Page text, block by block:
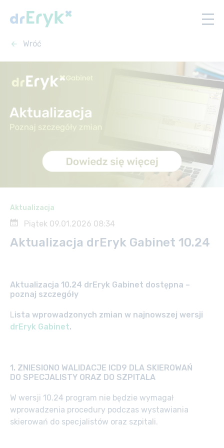
Wróć
Aktualizacja
Piątek 09.01.2026 08:34
Aktualizacja drEryk Gabinet 10.24
Aktualizacja 10.24 drEryk Gabinet dostępna –
poznaj szczegóły
Lista wprowadzonych zmian w najnowszej wersji
drEryk Gabinet.
1. ZNIESIONO WALIDACJE ICD9 DLA SKIEROWAŃ
DO SPECJALISTY ORAZ DO SZPITALA
W wersji 10.24 program nie będzie wymagał
wprowadzenia procedury podczas wystawiania
skierowań do specjalistów oraz szpitali.